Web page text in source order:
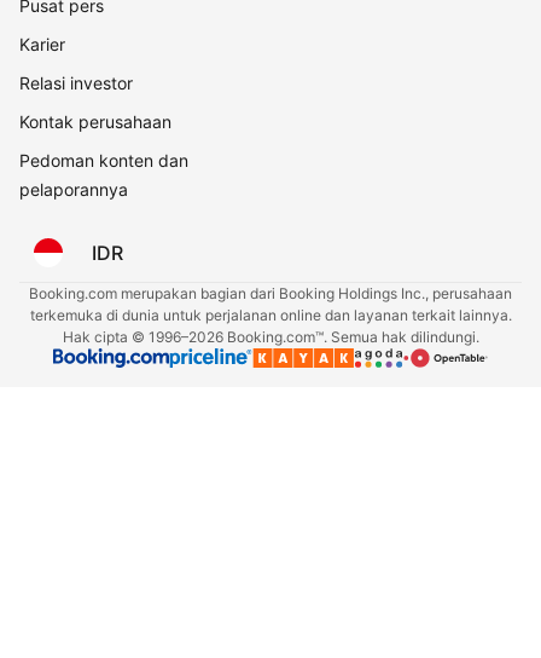
Pusat pers
Karier
Relasi investor
Kontak perusahaan
Pedoman konten dan
pelaporannya
IDR
Booking.com merupakan bagian dari Booking Holdings Inc., perusahaan
terkemuka di dunia untuk perjalanan online dan layanan terkait lainnya.
Hak cipta © 1996–2026 Booking.com™. Semua hak dilindungi.